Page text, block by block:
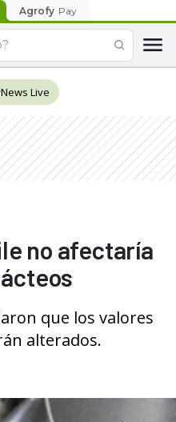
Agrofy Pay
Live
no afectaría
que los valores
alterados.